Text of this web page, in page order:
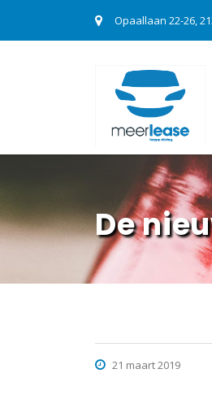
Opaallaan 22-26,
De
21 maart 2019